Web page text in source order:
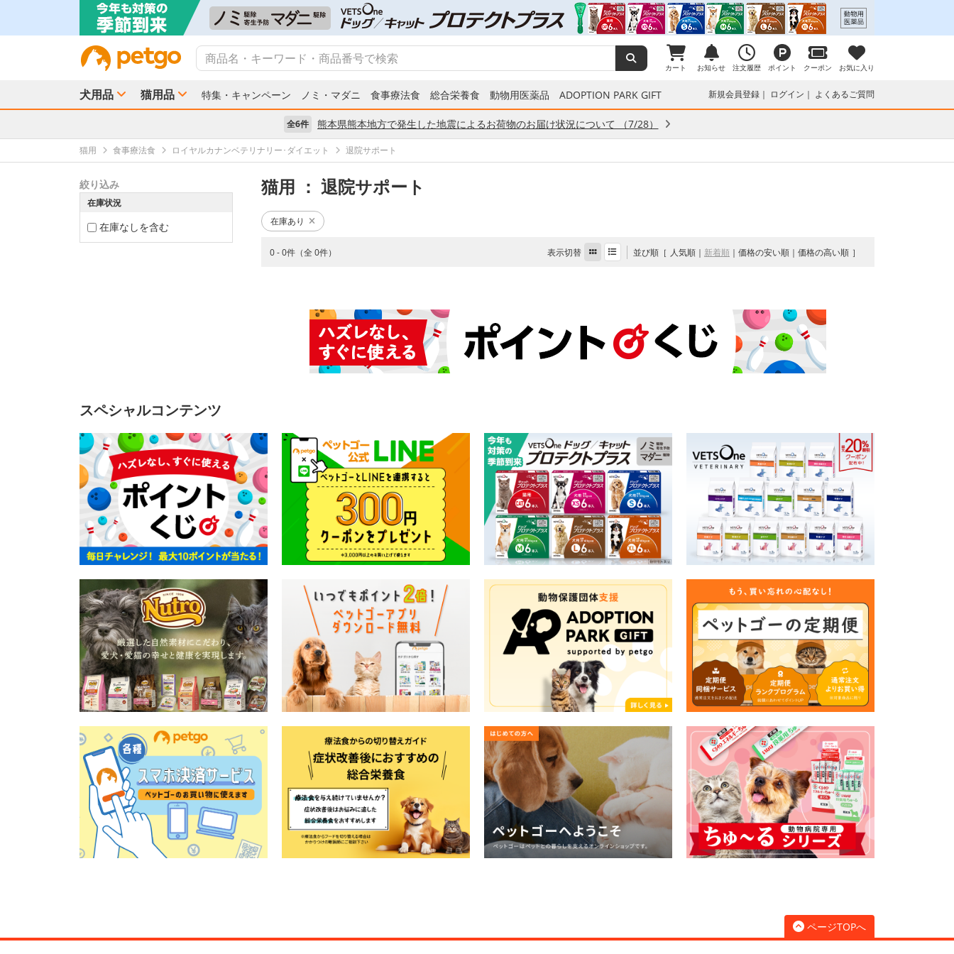
カート お知らせ 注文履歴 ポイント クーポン お気に入り
犬用品 猫用品 特集・キャンペーン ノミ・マダニ 食事療法食 総合栄養食 動物用医薬品 ADOPTION PARK GIFT 新規会員登録 ログイン よくあるご質問
全6件 熊本県熊本地方で発生した地震によるお荷物のお届け状況について （7/28）
猫用 食事療法食 ロイヤルカナンベテリナリー･ダイエット 退院サポート
絞り込み
在庫状況
在庫なしを含む
猫用 ： 退院サポート
在庫あり
0 - 0件（全 0件） 表示切替 並び順 人気順 新着順 価格の安い順 価格の高い順
スペシャルコンテンツ
ページTOPへ